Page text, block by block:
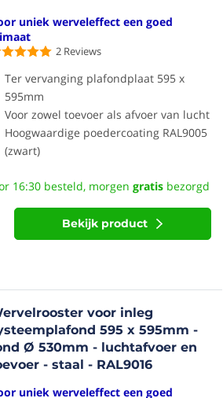
uniek werveleffect een goed
2 Reviews
Ter vervanging plafondplaat 595 x
595mm
Voor zowel toevoer als afvoer van lucht
Hoogwaardige poedercoating RAL9005
(zwart)
16:30 besteld, morgen gratis bezorgd
Bekijk product
voor inleg
595 x 595mm -
Ø 530mm - luchtafvoer en
- staal - RAL9016
uniek werveleffect een goed